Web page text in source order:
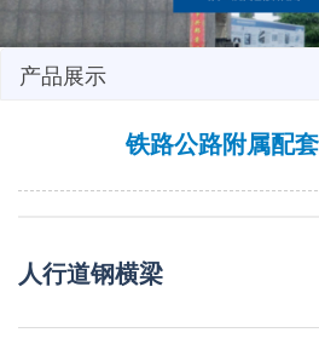
产品展示
铁路公路附属配
人行道钢横梁